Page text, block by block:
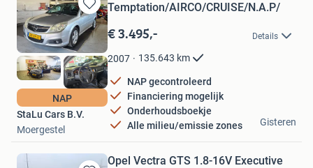
Bewaren
in
Mijn
Favorieten
NAP
Temptation/AIRCO/CRUISE/N.A.P/
€ 3.495,- Details
2007 135.643 km
NAP gecontroleerd
Financiering mogelijk
Onderhoudsboekje
Alle milieu/emissie zones
StaLu Cars B.V.
Moergestel
Gisteren
Opel Vectra GTS 1.8-16V Executive